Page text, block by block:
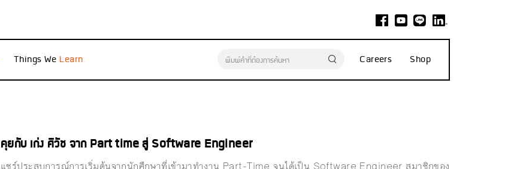
Things We Careers Shop
คุยกับ เก่ง ศิวัช จาก Part time สู่ Software Engineer